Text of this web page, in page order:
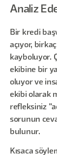
Analiz
Bir kredi
açıyor,
kayboluyor.
ekibine bir
oluyor ve
ekibi olarak
refleksiniz
sorunun
bulunur.
Kısaca